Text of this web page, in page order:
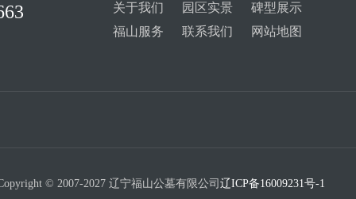
关于我们 园区实景
碑型展示
福山服务
联系我们 网站地图
© 2007-2027 辽宁福山公墓有限公司 辽ICP备16009231号-1